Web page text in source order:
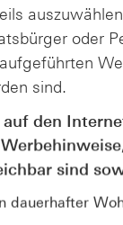
oder
sind.
auf den
sind
dauerhafter